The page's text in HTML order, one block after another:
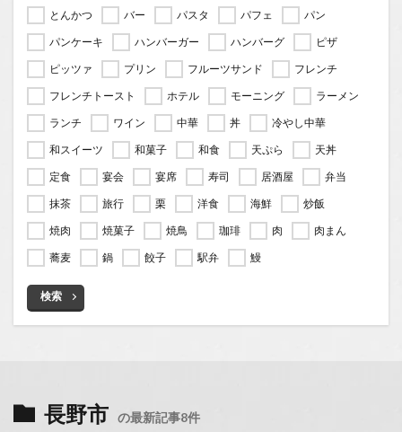
とんかつ
バー パスタ パフェ
パン
パンケーキ
ハンバーガー ハンバーグ
ピザ
ピッツァ
プリン フルーツサンド
フレンチ
フレンチトースト
ホテル モーニング
ラーメン
ランチ
ワイン 中華 丼
冷やし中華
和スイーツ
和菓子 和食 天ぷら
天丼
定食
宴会 宴席 寿司 居酒屋
弁当
抹茶
旅行 栗 洋食 海鮮
炒飯
焼肉
焼菓子 焼鳥 珈琲 肉
肉まん
蕎麦
鍋 餃子 駅弁 鰻
検索
長野市 の最新記事8件